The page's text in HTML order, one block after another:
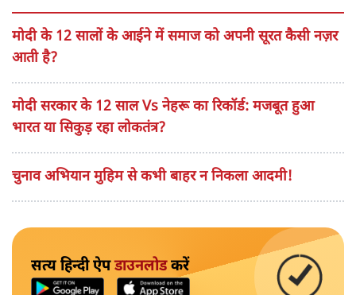
मोदी के 12 सालों के आईने में समाज को अपनी सूरत कैसी नज़र
आती है?
मोदी सरकार के 12 साल Vs नेहरू का रिकॉर्ड: मजबूत हुआ
भारत या सिकुड़ रहा लोकतंत्र?
चुनाव अभियान मुहिम से कभी बाहर न निकला आदमी!
सत्य हिन्दी ऐपडाउनलोडकरें